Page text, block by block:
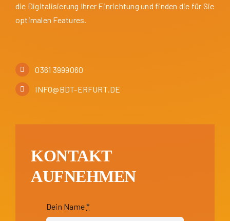
die Digitalisierung Ihrer Einrichtung und finden die für Sie
optimalen Features.
0361 3999060
INFO@BDT-ERFURT.DE
KONTAKT
AUFNEHMEN
Dein Name*